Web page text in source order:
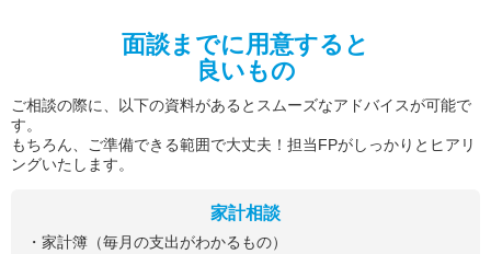
面談までに用意すると
良いもの
ご相談の際に、以下の資料があるとスムーズなアドバイスが可能で
す。
もちろん、ご準備できる範囲で大丈夫！担当FPがしっかりとヒアリ
ングいたします。
家計相談
・家計簿（毎月の支出がわかるもの）